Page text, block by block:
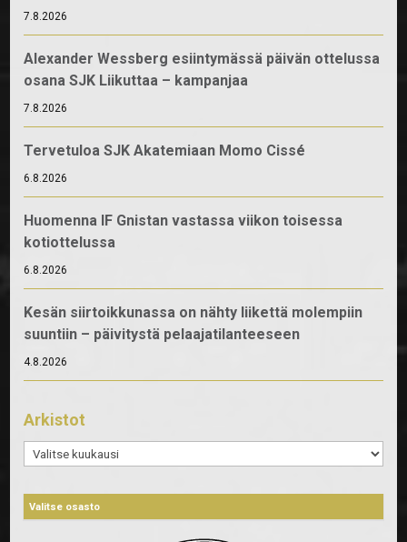
7.8.2026
Alexander Wessberg esiintymässä päivän ottelussa
osana SJK Liikuttaa – kampanjaa
7.8.2026
Tervetuloa SJK Akatemiaan Momo Cissé
6.8.2026
Huomenna IF Gnistan vastassa viikon toisessa
kotiottelussa
6.8.2026
Kesän siirtoikkunassa on nähty liikettä molempiin
suuntiin – päivitystä pelaajatilanteeseen
4.8.2026
Arkistot
Arkistot